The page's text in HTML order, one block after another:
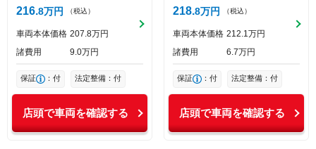
216 8万円 （税込）
車両本体価格 207 8万円
諸費用
9 0万円
保証 ：付 法定整備：付
店頭で車両を確認する
218 8万円 （税込）
車両本体価格 212 1万円
諸費用
6 7万円
保証 ：付 法定整備：付
店頭で車両を確認する